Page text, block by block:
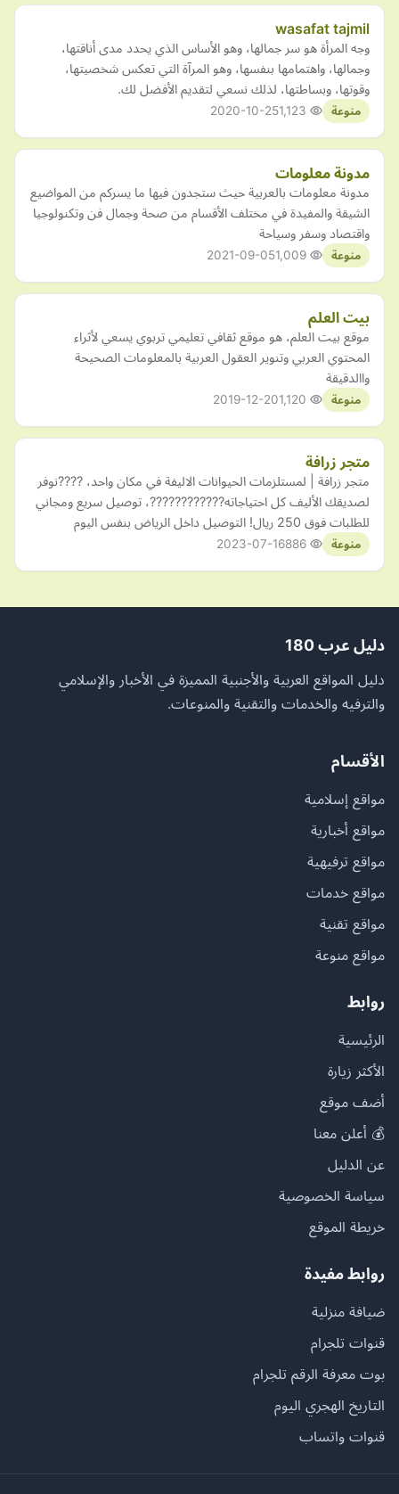
wasafat tajmil
وجه المرأة هو سر جمالها، وهو الأساس الذي يحدد مدى أناقتها،
وجمالها، واهتمامها بنفسها، وهو المرآة التي تعكس شخصيتها،
وقوتها، وبساطتها، لذلك نسعي لتقديم الأفضل لك.
منوعة 2020-10-25
مدونة معلومات
مدونة معلومات بالعربية حيث ستجدون فيها ما يسركم من المواضيع
الشيقة والمفيدة في مختلف الأقسام من صحة وجمال فن وتكنولوجيا
واقتصاد وسفر وسياحة
منوعة 2021-09-05
بيت العلم
موقع بيت العلم، هو موقع ثقافي تعليمي تربوي يسعي لأثراء
المحتوي العربي وتنوير العقول العربية بالمعلومات الصحيحة
واالدقيقة
منوعة 2019-12-20
متجر زرافة
متجر زرافة | لمستلزمات الحيوانات الاليفة في مكان واحد، ????نوفر
لصديقك الأليف كل احتياجاته????????????، توصيل سريع ومجاني
للطلبات فوق 250 ريال! التوصيل داخل الرياض بنفس اليوم
منوعة 2023-07-16
دليل عرب 180
دليل المواقع العربية والأجنبية المميزة في الأخبار والإسلامي
والترفيه والخدمات والتقنية والمنوعات.
الأقسام
مواقع إسلامية
مواقع أخبارية
مواقع ترفيهية
مواقع خدمات
مواقع تقنية
مواقع منوعة
روابط
الرئيسية
الأكثر زيارة
أضف موقع
💰 أعلن معنا
عن الدليل
سياسة الخصوصية
خريطة الموقع
روابط مفيدة
ضيافة منزلية
قنوات تلجرام
بوت معرفة الرقم تلجرام
التاريخ الهجري اليوم
قنوات واتساب